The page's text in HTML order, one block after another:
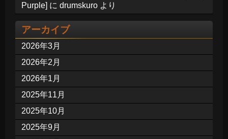
Purple] に drumskuro より
アーカイブ
2026年3月
2026年2月
2026年1月
2025年11月
2025年10月
2025年9月